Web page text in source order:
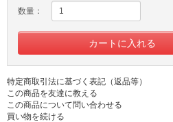
数量：
特定商取引法に基づく表記（返品等）
この商品を友達に教える
この商品について問い合わせる
買い物を続ける